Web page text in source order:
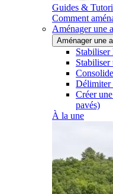
Guides &
Comment
Aménager une
Aménager une
Stabiliser
Stabiliser
Délimiter
Créer
pavés)
À la une